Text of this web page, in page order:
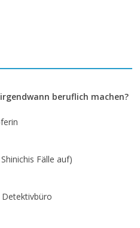
beruflich machen?
Fälle auf)
Detektivbüro